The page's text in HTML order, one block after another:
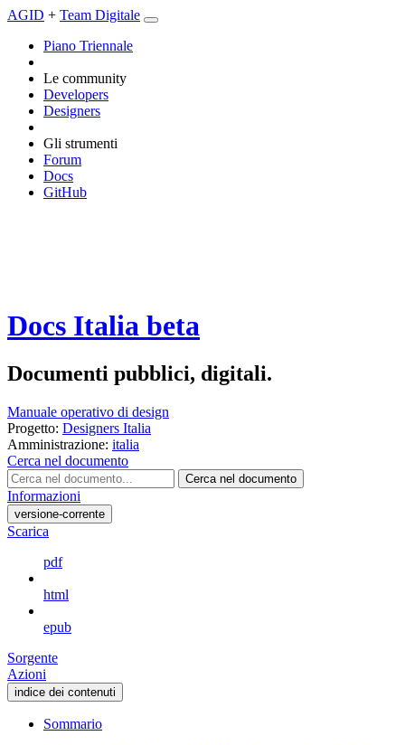
AGID + Team Digitale
Piano Triennale
Le community
Developers
Designers
Gli strumenti
Forum
Docs
GitHub
Docs Italia beta
Documenti pubblici, digitali.
Manuale operativo di design
Progetto: Designers Italia
Amministrazione: italia
Cerca nel documento
Cerca nel documento
Informazioni
versione-corrente
Scarica
pdf
html
epub
Sorgente
Azioni
indice dei contenuti
Sommario